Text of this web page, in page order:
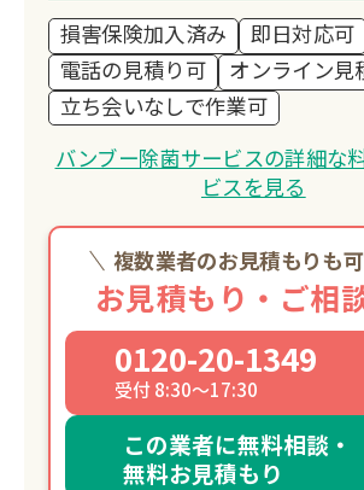
損害保険加入済み
即日対応可
電話の見積り可
オンライン見
立ち会いなしで作業可
バンブー除菌サービスの詳細な
ビスを見る
複数業者のお見積もりも
お見積もり・ご相
0120-20-1349
受付 8:30～17:30
この業者に無料相談・
無料お見積もり